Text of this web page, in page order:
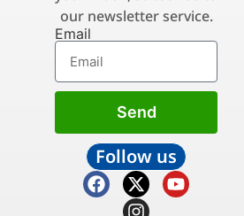
our newsletter service.
Email
Send
Follow us